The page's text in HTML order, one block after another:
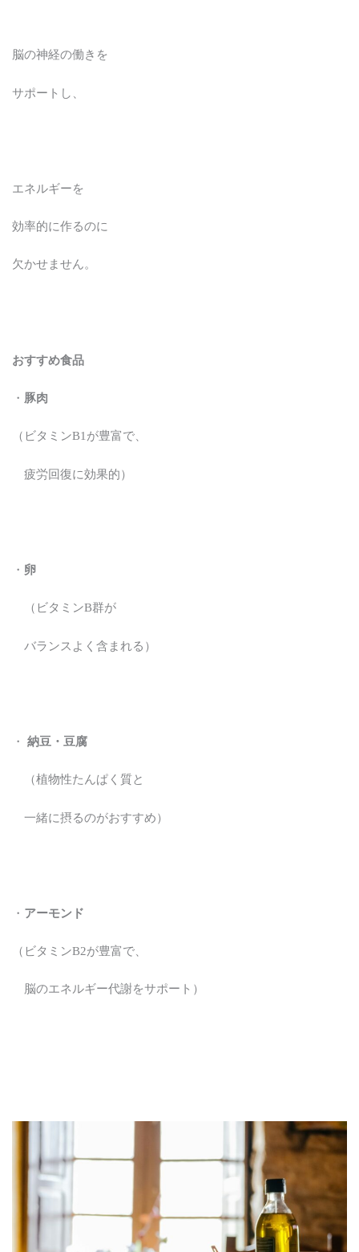
脳の神経の働きを
サポートし、
エネルギーを
効率的に作るのに
欠かせません。
おすすめ食品
・ 豚肉
（ビタミンB1が豊富で、
疲労回復に効果的）
・ 卵
（ビタミンB群が
バランスよく含まれる）
・ 納豆・豆腐
（植物性たんぱく質と
一緒に摂るのがおすすめ）
・ アーモンド
（ビタミンB2が豊富で、
脳のエネルギー代謝をサポート）